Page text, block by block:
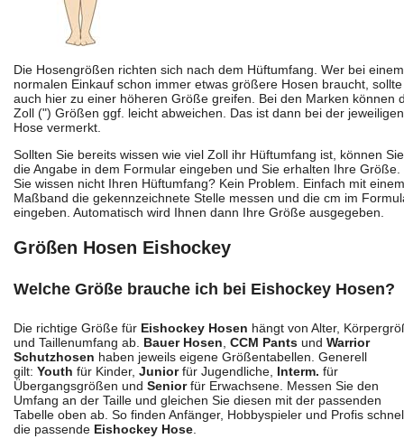
Die Hosengrößen richten sich nach dem Hüftumfang. Wer bei einem
normalen Einkauf schon immer etwas größere Hosen braucht, sollte
auch hier zu einer höheren Größe greifen. Bei den Marken können
Zoll (") Größen ggf. leicht abweichen. Das ist dann bei der jeweiligen
Hose vermerkt.
Sollten Sie bereits wissen wie viel Zoll ihr Hüftumfang ist, können Sie
die Angabe in dem Formular eingeben und Sie erhalten Ihre Größe.
Sie wissen nicht Ihren Hüftumfang? Kein Problem. Einfach mit einem
Maßband die gekennzeichnete Stelle messen und die cm im
eingeben. Automatisch wird Ihnen dann Ihre Größe ausgegeben.
Größen Hosen Eishockey
Welche Größe brauche ich bei Eishockey Hosen?
Die richtige Größe für Eishockey Hosen hängt von Alter,
und Taillenumfang ab. Bauer Hosen CCM Pants und Warrior
Schutzhosen haben jeweils eigene Größentabellen. Generell
gilt: Youth für Kinder, Juniorfür Jugendliche, Interm. für
Übergangsgrößen und Seniorfür Erwachsene. Messen Sie den
Umfang an der Taille und gleichen Sie diesen mit der passenden
Tabelle oben ab. So finden Anfänger, Hobbyspieler und Profis
die passende Eishockey Hose